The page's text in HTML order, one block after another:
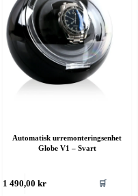
Automatisk urremonteringsenhet
Globe V1 – Svart
1 490,00kr 🛒